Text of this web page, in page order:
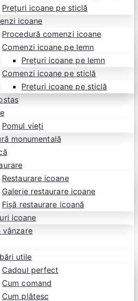
Prețuri icoane pe sticlă
icoane
Procedură comenzi icoane
Comenzi icoane pe lemn
Prețuri icoane pe lemn
Comenzi icoane pe sticlă
Prețuri icoane pe sticlă
Pomul vieți
monumentală
Restaurare icoane
Galerie restaurare icoane
Fișă restaurare icoană
icoane
vânzare
utile
Cadoul perfect
Cum comand
Cum plătesc